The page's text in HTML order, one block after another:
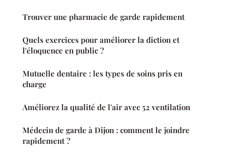
Trouver une pharmacie de garde rapidement
Quels exercices pour améliorer la diction et
l'éloquence en public ?
Mutuelle dentaire : les types de soins pris en
charge
Améliorez la qualité de l'air avec 52 ventilation
Médecin de garde à Dijon : comment le joindre
rapidement ?